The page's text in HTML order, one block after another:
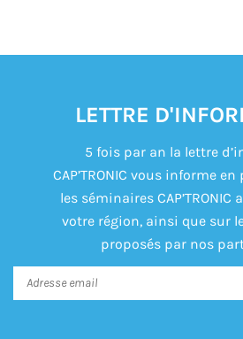
LETTRE
5 fois par an la lettre
CAP’TRONIC vous informe
les séminaires
votre région, ainsi que sur
proposés par nos